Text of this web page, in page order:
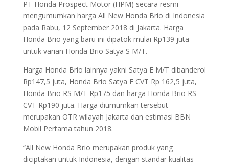
PT Honda Prospect Motor (HPM) secara resmi
mengumumkan harga All New Honda Brio di Indonesia
pada Rabu, 12 September 2018 di Jakarta. Harga
Honda Brio yang baru ini dipatok mulai Rp139 juta
untuk varian Honda Brio Satya S M/T.
Harga Honda Brio lainnya yakni Satya E M/T dibanderol
Rp147,5 juta, Honda Brio Satya E CVT Rp 162,5 juta,
Honda Brio RS M/T Rp175 dan harga Honda Brio RS
CVT Rp190 juta. Harga diumumkan tersebut
merupakan OTR wilayah Jakarta dan estimasi BBN
Mobil Pertama tahun 2018.
“All New Honda Brio merupakan produk yang
diciptakan untuk Indonesia, dengan standar kualitas